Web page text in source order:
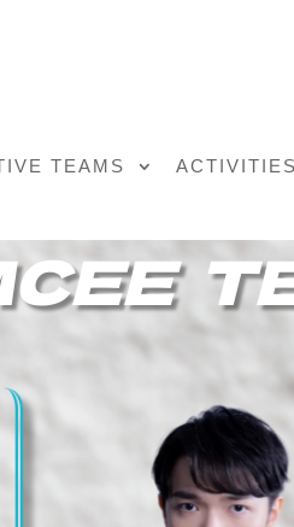
TEAMS ACTIVITIES